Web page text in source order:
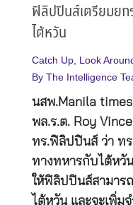
ฟิลิปปินส์เตรียมยก
ไต้หวัน
Catch Up Look
By The Intelligence
นสพ.Manila times
พล.ร.ต. Roy
ทร.ฟิลิปปินส์ ว่า ท
ทางทหารกับไต้หวั
ให้ฟิลิปปินส์สามาร
ไต้หวัน และจะเพิ่